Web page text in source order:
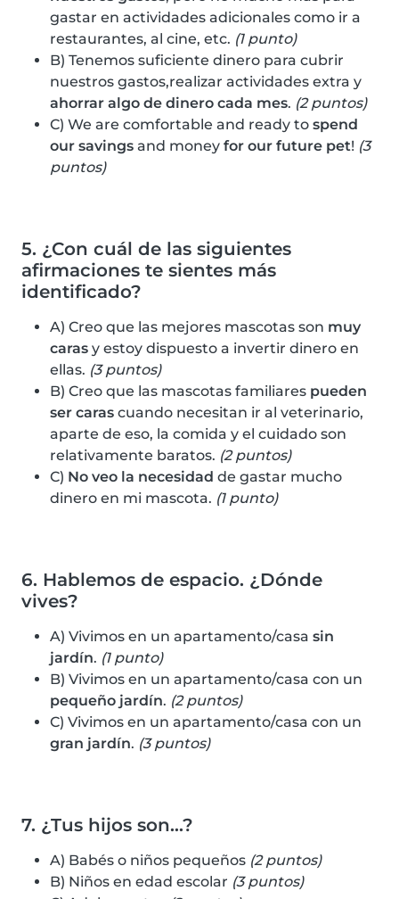
gastar en actividades adicionales como ir a
restaurantes, al cine, etc. (1 punto)
B) Tenemos suficiente dinero para cubrir
nuestros gastos,realizar actividades extra y
ahorrar algo de dinero cada mes. (2 puntos)
C) We are comfortable and ready to spend
our savings and money for our future pet! (3
puntos)
5. ¿Con cuál de las siguientes
afirmaciones te sientes más
identificado?
A) Creo que las mejores mascotas son muy
caras y estoy dispuesto a invertir dinero en
ellas. (3 puntos)
B) Creo que las mascotas familiares pueden
ser caras cuando necesitan ir al veterinario,
aparte de eso, la comida y el cuidado son
relativamente baratos. (2 puntos)
C) No veo la necesidad de gastar mucho
dinero en mi mascota. (1 punto)
6. Hablemos de espacio. ¿Dónde
vives?
A) Vivimos en un apartamento/casa sin
jardín. (1 punto)
B) Vivimos en un apartamento/casa con un
pequeño jardín. (2 puntos)
C) Vivimos en un apartamento/casa con un
gran jardín. (3 puntos)
7. ¿Tus hijos son…?
A) Babés o niños pequeños (2 puntos)
B) Niños en edad escolar (3 puntos)